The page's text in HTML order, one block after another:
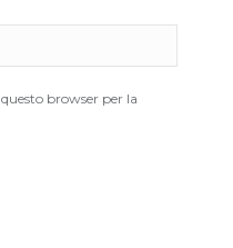
browser per la